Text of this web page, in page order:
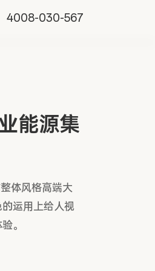
4008-030-567
能源集
体风格高端大
运用上给人视
。